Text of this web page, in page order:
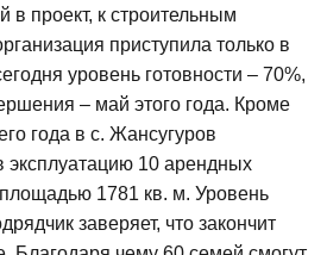
в проект, к строительным
приступила только в
уровень готовности – 70%,
– май этого года. Кроме
года в с. Жансугуров
эксплуатацию 10 арендных
1781 кв. м. Уровень
заверяет, что закончит